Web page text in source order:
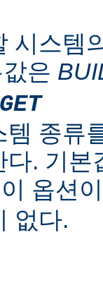
시스템
은
종류
다. 기
옵션
없다.